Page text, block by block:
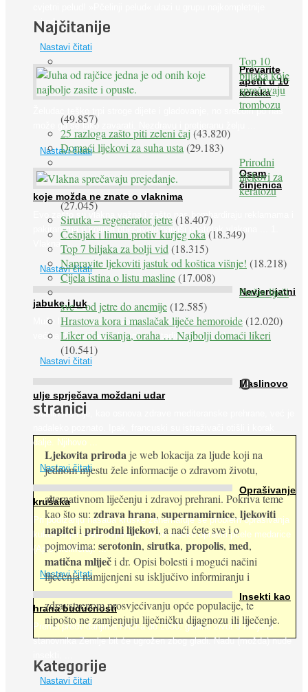
prirodne ...
Nastavi čitati
Prevarite
apetit u 10
koraka
Želudac teško trpi stroge dijete i gladovanje, no srećom po nas
može ga se lako zavarati. Nezdravu i pretjeranu želju ...
Nastavi čitati
Osam
činjenica
koje možda ne znate o vlaknima
Evo zašto su vlakna važna i zašto nas bombardiraju reklamama i
pakiranjima u kojima obećavaju najviši postotak vlakana ... 1.
Vlakna ...
Nastavi čitati
Nevjerojatni
jabuke i luk
Muče li vas tegobe vezane uz srce, oči i živce, od kojih pati
većina dijabetičara u kasnijem stadiju bolesti, jabuke ...
Nastavi čitati
Maslinovo
ulje sprječava moždani udar
Maslinovo ulje, kao osnova zdrave mediteranske prehrane, već je
dalje. Njihovo ...
Nastavi čitati
Oprašivanje
krušaka
Pri podizanju nasada kruške zanemaruje se problem oprašivanja
kukcima jer vlada uvjerenje da će krušku oprašiti pčele medarice
(Apis mellifera). ...
Nastavi čitati
Insekti kao
hrana budućnosti
Prema predviđanjima FAO-a do 2050. godine život 9 milijardi
stanovnika Zemlje bit će ugrožen zbog gladi. Nadu (možda) nude
Nastavi čitati
Najčitanije
Top 10
biljaka koje
sprečavaju
trombozu
(49.857)
25 razloga zašto piti zeleni čaj(43.820)
Domaći lijekovi za suha usta (29.183)
Prirodni
lijekovi za
keratozu
(27.045)
Sirutka – regenerator jetre(18.407)
Češnjak i limun protiv kurjeg oka (18.349)
Top 7 biljaka za bolji vid (18.315)
Napravite ljekoviti jastuk od koštica višnje! (18.218)
Cijela istina o listu masline(17.008)
Peršin liječi
sve – od jetre do anemije(12.585)
Hrastova kora i maslačak liječe hemoroide(12.020)
Liker od višanja, oraha … Najbolji domaći likeri
(10.541)
O
stranici
Ljekovita priroda je web lokacija za ljude koji na
jednom mjestu žele informacije o zdravom životu,
alternativnom liječenju i zdravoj prehrani. Pokriva teme
kao što su: zdrava hrana, supernamirnice, ljekoviti
napitciiprirodni lijekovi, a naći ćete sve i o
pojmovima: serotonin, sirutka, propolis, med,
matična mliječi dr. Opisi bolesti i mogući načini
liječenja namijenjeni su isključivo informiranju i
zdravstvenom prosvjećivanju opće populacije, te
nipošto ne zamjenjuju liječničku dijagnozu ili liječenje.
Kategorije